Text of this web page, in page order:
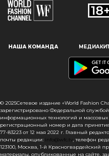
Наш сайт использует файлы
пользователям,
информацию, запоминая
сайта, вы подтверждаете
файлов cookie в
в отношении данного типа
с тем, чтобы мы
то вы должны
настройки вашего браузера
НАША КОМАНДА
© 2025Сетевое издание «World Fashion
зарегистрировано Федеральной
информационных технологий и
регистрационный номер и дата
77-83223 от 12 мая 2022 г. Главный
почты редакции: info@wfc.tv, телефон
123100, Москва, 1-й Красногвардейский
материалы, опубликованные на сайте,